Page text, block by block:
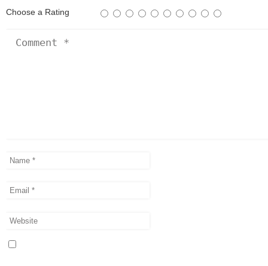
Choose a Rating